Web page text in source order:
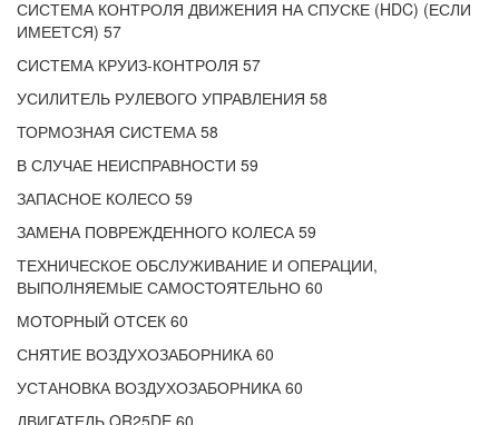
СИСТЕМА КОНТРОЛЯ ДВИЖЕНИЯ НА СПУСКЕ (HDC) (ЕСЛИ
ИМЕЕТСЯ) 57
СИСТЕМА КРУИЗ-КОНТРОЛЯ 57
УСИЛИТЕЛЬ РУЛЕВОГО УПРАВЛЕНИЯ 58
ТОРМОЗНАЯ СИСТЕМА 58
В СЛУЧАЕ НЕИСПРАВНОСТИ 59
ЗАПАСНОЕ КОЛЕСО 59
ЗАМЕНА ПОВРЕЖДЕННОГО КОЛЕСА 59
ТЕХНИЧЕСКОЕ ОБСЛУЖИВАНИЕ И ОПЕРАЦИИ,
ВЫПОЛНЯЕМЫЕ САМОСТОЯТЕЛЬНО 60
МОТОРНЫЙ ОТСЕК 60
СНЯТИЕ ВОЗДУХОЗАБОРНИКА 60
УСТАНОВКА ВОЗДУХОЗАБОРНИКА 60
ДВИГАТЕЛЬ QR25DE 60